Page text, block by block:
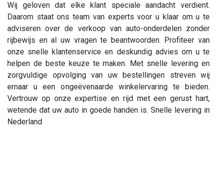
Wij geloven dat elke klant speciale aandacht verdient.
Daarom staat ons team van experts voor u klaar om u te
adviseren over de verkoop van auto-onderdelen zonder
rijbewijs en al uw vragen te beantwoorden. Profiteer van
onze snelle klantenservice en deskundig advies om u te
helpen de beste keuze te maken. Met snelle levering en
zorgvuldige opvolging van uw bestellingen streven wij
ernaar u een ongeëvenaarde winkelervaring te bieden.
Vertrouw op onze expertise en rijd met een gerust hart,
wetende dat uw auto in goede handen is. Snelle levering in
Nederland